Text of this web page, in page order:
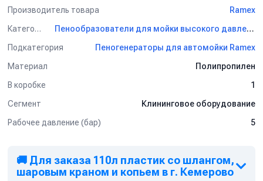
Производитель товара
Ramex
Категория
Пенообразователи для мойки высокого давления Ramex
Подкатегория
Пеногенераторы для автомойки Ramex
Материал
Полипропилен
В коробке
1
Сегмент
Клининговое оборудование
Рабочее давление (бар)
5
🚚 Для заказа 110л пластик со шлангом,
шаровым краном и копьем в г. Кемерово